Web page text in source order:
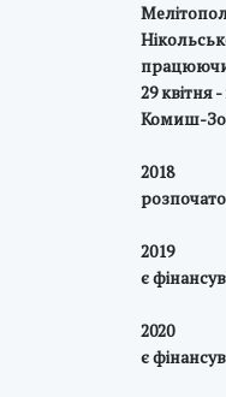
29
Комиш-
2018
2019
є
2020
є